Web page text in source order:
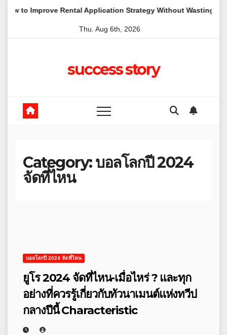
Rental Application Strategy Without Wasting Budget in
Thu. Aug 6th, 2026
success story
Category:บอลโลกปี 2024
จัดที่ไหน
บอลโลกปี 2024 จัดที่ไหน
ยูโร 2024 จัดที่ไหน-เมื่อไหร่ ? และทุก
อย่างที่ควรรู้เกี่ยวกับทัวนาเมนต์แห่งทวีป
กลางปีนี้ Characteristic